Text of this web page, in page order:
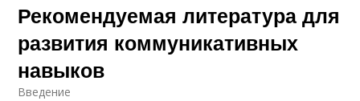
Рекомендуемая литература для
развития коммуникативных
навыков
Введение